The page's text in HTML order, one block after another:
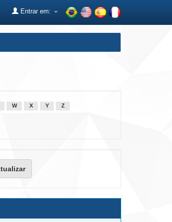
Entrar em:
W X Y Z